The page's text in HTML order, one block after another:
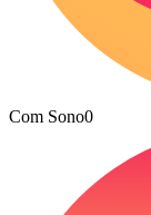
Com Sono0